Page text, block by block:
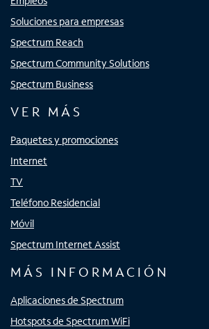
Soluciones para empresas
Spectrum Reach
Spectrum Community Solutions
Spectrum Business
VER MÁS
Paquetes y promociones
Internet
TV
Teléfono Residencial
Móvil
Spectrum Internet Assist
MÁS INFORMACIÓN
Aplicaciones de Spectrum
Hotspots de Spectrum WiFi